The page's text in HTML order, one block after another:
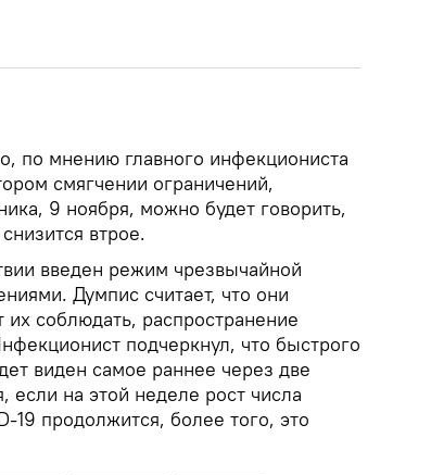
по мнению главного инфекциониста
смягчении ограничений,
9 ноября, можно будет говорить,
втрое.
введен режим чрезвычайной
Думпис считает, что они
соблюдать, распространение
подчеркнул, что быстрого
виден самое раннее через две
если на этой неделе рост числа
19 продолжится, более того, это